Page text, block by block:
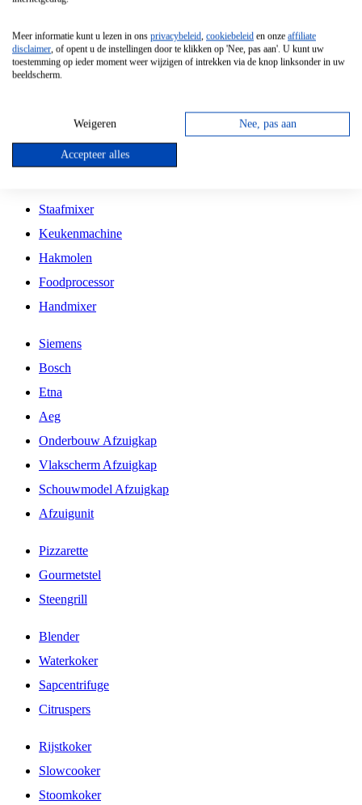
Vrijstaande Magnetron
Vrijstaande Kookplaat
Inbouw Gaskookplaat
Inbouw Keramische Kookplaat
Kookplaat Accessoires
Staafmixer
Keukenmachine
Hakmolen
Foodprocessor
Handmixer
Siemens
Bosch
Etna
Aeg
Onderbouw Afzuigkap
Vlakscherm Afzuigkap
Schouwmodel Afzuigkap
Afzuigunit
Pizzarette
Gourmetstel
Steengrill
Blender
Waterkoker
Sapcentrifuge
Citruspers
Rijstkoker
Slowcooker
Stoomkoker
Meer informatie kunt u lezen in ons privacybeleid, cookiebeleid en onze affiliate
disclaimer, of opent u de instellingen door te klikken op 'Nee, pas aan'. U kunt uw
toestemming op ieder moment weer wijzigen of intrekken via de knop linksonder in uw
beeldscherm.
Weigeren Nee, pas aan
Accepteer alles